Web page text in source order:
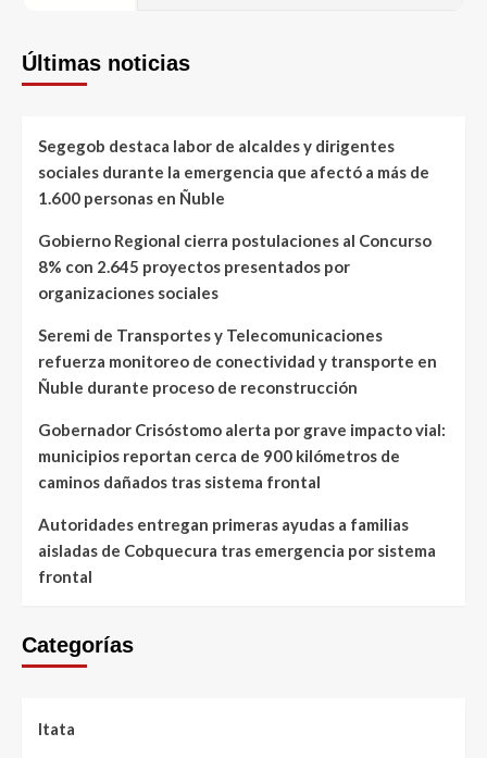
Últimas noticias
Segegob destaca labor de alcaldes y dirigentes
sociales durante la emergencia que afectó a más de
1.600 personas en Ñuble
Gobierno Regional cierra postulaciones al Concurso
8% con 2.645 proyectos presentados por
organizaciones sociales
Seremi de Transportes y Telecomunicaciones
refuerza monitoreo de conectividad y transporte en
Ñuble durante proceso de reconstrucción
Gobernador Crisóstomo alerta por grave impacto vial:
municipios reportan cerca de 900 kilómetros de
caminos dañados tras sistema frontal
Autoridades entregan primeras ayudas a familias
aisladas de Cobquecura tras emergencia por sistema
frontal
Categorías
Itata